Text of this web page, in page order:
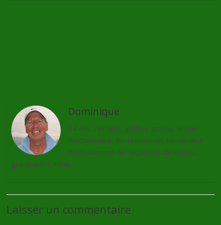
Dominique
64 ans, retraité, golfeur assidu, ancien
fonctionnaire, ex-tennisman, ex-cordeur
professionnel de raquettes de tennis,
grand-père 4 fois.
Laisser un commentaire